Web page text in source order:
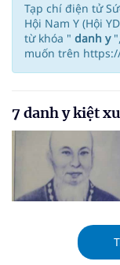
Tạp chí điện tử
Hội Nam Y (Hội
từ khóa " danh y
muốn trên
7 danh y kiệt